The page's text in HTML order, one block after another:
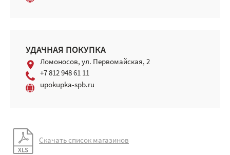
УДАЧНАЯ ПОКУПКА
Ломоносов, ул. Первомайская, 2
+7 812 948 61 11
upokupka-spb.ru
Скачать список магазинов